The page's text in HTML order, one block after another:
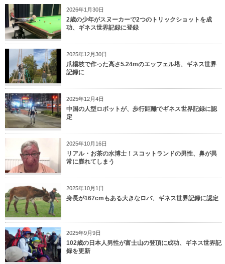
2026年1月30日
2歳の少年がスヌーカーで2つのトリックショットを成
功、ギネス世界記録に登録
2025年12月30日
爪楊枝で作った高さ5.24mのエッフェル塔、ギネス世界
記録に
2025年12月4日
中国の人型ロボットが、歩行距離でギネス世界記録に認
定
2025年10月16日
リアル・お茶の水博士！スコットランドの男性、鼻が異
常に膨れてしまう
2025年10月1日
身長が167cmもある大きなロバ、ギネス世界記録に認定
2025年9月9日
102歳の日本人男性が富士山の登頂に成功、ギネス世界記
録を更新